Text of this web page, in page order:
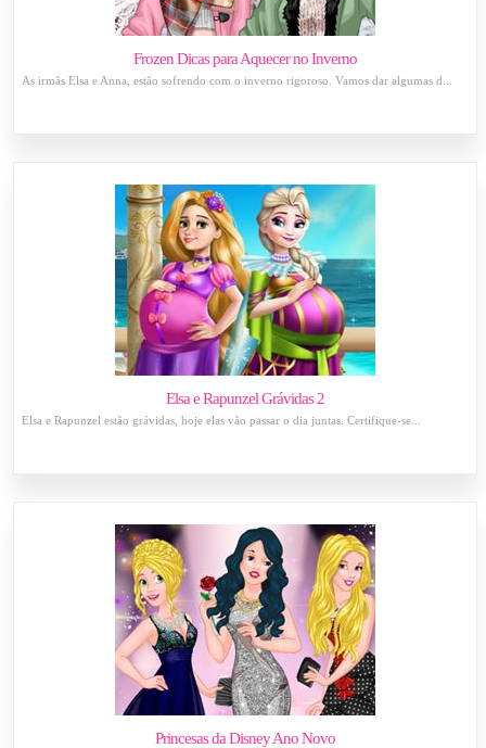
Frozen Dicas para Aquecer no Inverno
As irmãs Elsa e Anna, estão sofrendo com o inverno rigoroso. Vamos dar algumas d...
Elsa e Rapunzel Grávidas 2
Elsa e Rapunzel estão grávidas, hoje elas vão passar o dia juntas. Certifique-se...
Princesas da Disney Ano Novo